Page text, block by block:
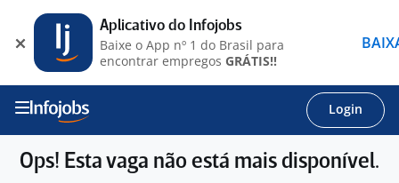
Login
Ops! Esta vaga não está mais disponível.
Aplicativo do Infojobs
Baixe o App nº 1 do Brasil para
encontrar empregos GRÁTIS!!